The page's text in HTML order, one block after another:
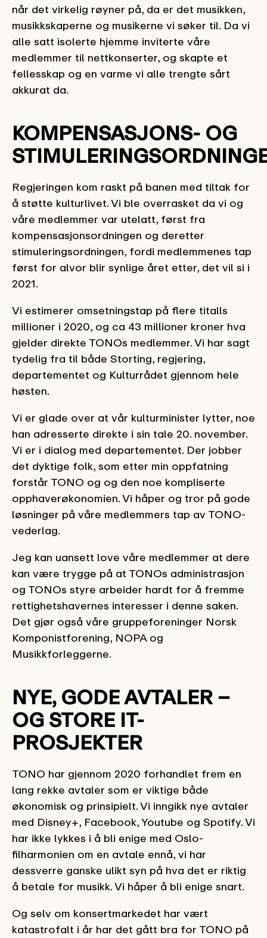
når det virkelig røyner på, da er det musikken,
musikkskaperne og musikerne vi søker til. Da vi
alle satt isolerte hjemme inviterte våre
medlemmer til nettkonserter, og skapte et
fellesskap og en varme vi alle trengte sårt
akkurat da.
KOMPENSASJONS- OG
Regjeringen kom raskt på banen med tiltak for
å støtte kulturlivet. Vi ble overrasket da vi og
våre medlemmer var utelatt, først fra
kompensasjonsordningen og deretter
stimuleringsordningen, fordi medlemmenes tap
først for alvor blir synlige året etter, det vil si i
2021.
Vi estimerer omsetningstap på flere titalls
millioner i 2020, og ca 43 millioner kroner hva
gjelder direkte TONOs medlemmer. Vi har sagt
tydelig fra til både Storting, regjering,
departementet og Kulturrådet gjennom hele
høsten.
Vi er glade over at vår kulturminister lytter, noe
han adresserte direkte i sin tale 20. november.
Vi er i dialog med departementet. Der jobber
det dyktige folk, som etter min oppfatning
forstår TONO og og den noe kompliserte
opphaverøkonomien. Vi håper og tror på gode
løsninger på våre medlemmers tap av TONO-
vederlag.
Jeg kan uansett love våre medlemmer at dere
kan være trygge på at TONOs administrasjon
og TONOs styre arbeider hardt for å fremme
rettighetshavernes interesser i denne saken.
Det gjør også våre gruppeforeninger Norsk
Komponistforening, NOPA og
Musikkforleggerne.
NYE, GODE AVTALER –
OG STORE IT-
PROSJEKTER
TONO har gjennom 2020 forhandlet frem en
lang rekke avtaler som er viktige både
økonomisk og prinsipielt. Vi inngikk nye avtaler
med Disney+, Facebook, Youtube og Spotify. Vi
har ikke lykkes i å bli enige med Oslo-
filharmonien om en avtale ennå, vi har
dessverre ganske ulikt syn på hva det er riktig
å betale for musikk. Vi håper å bli enige snart.
Og selv om konsertmarkedet har vært
katastrofalt i år har det gått bra for TONO på